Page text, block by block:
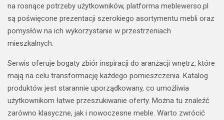
na rosnące potrzeby użytkowników, platforma meblewerso.pl
są poświęcone prezentacji szerokiego asortymentu mebli oraz
pomysłów na ich wykorzystanie w przestrzeniach
mieszkalnych.
Serwis oferuje bogaty zbiór inspiracji do aranżacji wnętrz, które
mają na celu transformację każdego pomieszczenia. Katalog
produktów jest starannie uporządkowany, co umożliwia
użytkownikom łatwe przeszukiwanie oferty. Można tu znaleźć
zarówno klasyczne, jak i nowoczesne meble. Warto zwrócić